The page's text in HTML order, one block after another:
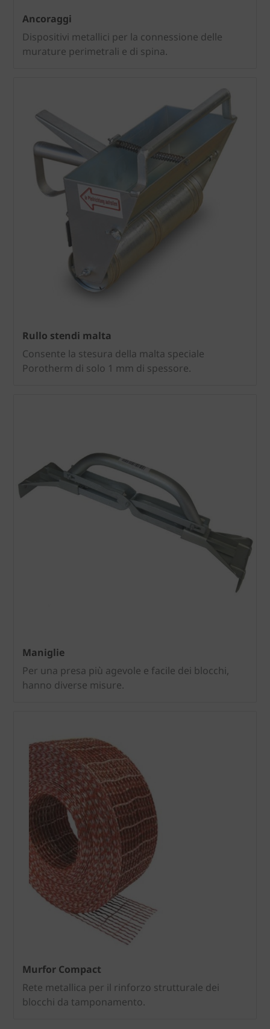
Ancoraggi
Dispositivi metallici per la connessione delle
murature perimetrali e di spina.
Rullo stendi malta
Consente la stesura della malta speciale
Porotherm di solo 1 mm di spessore.
Maniglie
Per una presa più agevole e facile dei blocchi,
hanno diverse misure.
Murfor Compact
Rete metallica per il rinforzo strutturale dei
blocchi da tamponamento.